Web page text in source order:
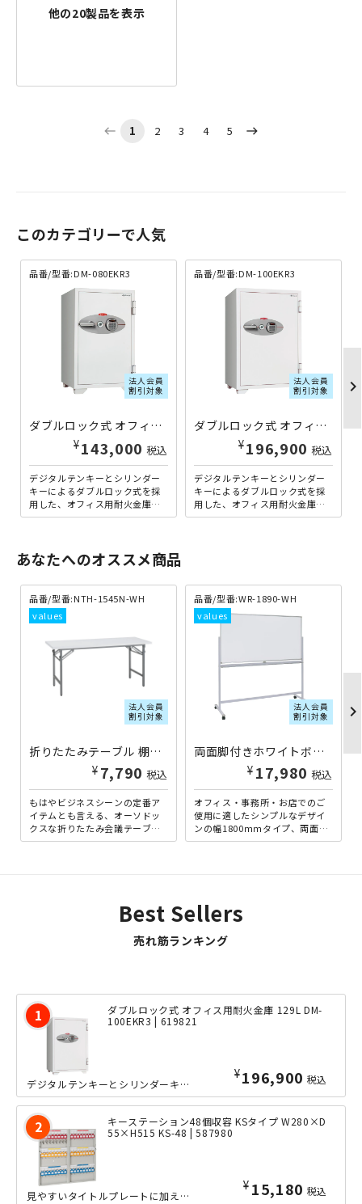
他の20製品を表示
west 1 2 3 4 5 east
このカテゴリーで人気
品番/型番:DM-080EKR3
法人会員
割引対象
ダブルロック式 オフィス用耐火金庫 84L DM-080EKR3 | 619820
¥143,000 税込
デジタルテンキーとシリンダー
キーによるダブルロック式を採
用した、オフィス用耐火金庫の
容量84Lタイプです。シリンダー
品番/型番:DM-100EKR3
法人会員
割引対象
ダブルロック式 オフィス用耐火金庫 129L DM-100EKR3 | 619821
¥196,900 税込
デジタルテンキーとシリンダー
キーによるダブルロック式を採
用した、オフィス用耐火金庫の
容量129Lタイプです。シリンダ
chevron_right
あなたへのオススメ商品
品番/型番:NTH-1545N-WH
法人会員
割引対象
折りたたみテーブル 棚無タイプ W1500×D450×H700 ホワイト
¥ 7,790 税込
もはやビジネスシーンの定番ア
イテムとも言える、オーソドッ
クスな折りたたみ会議テーブル
の棚無しタイプです。できるだ
品番/型番:WR-1890-WH
法人会員
割引対象
両面脚付きホワイトボード 両面無地 W1800×H905 ホワイト
¥ 17,980 税込
オフィス・事務所・お店でのご
使用に適したシンプルなデザイ
ンの幅1800ｍｍタイプ、両面無
地の脚付きホワイトボードで
chevron_right
Best Sellers
売れ筋ランキング
ダブルロック式 オフィス用耐火金庫 129L DM-
100EKR3 | 619821
¥196,900 税込
デジタルテンキーとシリンダーキーによるダブルロック式を採用した、オフィス用耐火金...
キーステーション48個収容 KSタイプ W280×D
55×H515 KS-48 | 587980
¥ 15,180 税込
見やすいタイトルプレートに加え、キーホルダーの色がカラー分類されていることにより...